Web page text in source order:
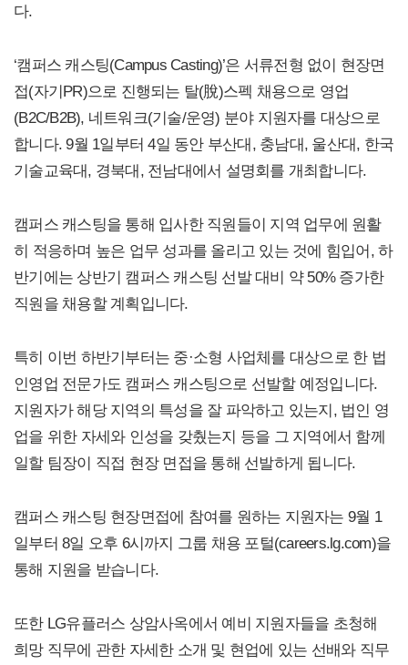
다.
‘캠퍼스 캐스팅(Campus Casting)’은 서류전형 없이 현장면
접(자기PR)으로 진행되는 탈(脫)스펙 채용으로 영업
(B2C/B2B), 네트워크(기술/운영) 분야 지원자를 대상으로
합니다. 9월 1일부터 4일 동안 부산대, 충남대, 울산대, 한국
기술교육대, 경북대, 전남대에서 설명회를 개최합니다.
캠퍼스 캐스팅을 통해 입사한 직원들이 지역 업무에 원활
히 적응하며 높은 업무 성과를 올리고 있는 것에 힘입어, 하
반기에는 상반기 캠퍼스 캐스팅 선발 대비 약 50% 증가한
직원을 채용할 계획입니다.
특히 이번 하반기부터는 중·소형 사업체를 대상으로 한 법
인영업 전문가도 캠퍼스 캐스팅으로 선발할 예정입니다.
지원자가 해당 지역의 특성을 잘 파악하고 있는지, 법인 영
업을 위한 자세와 인성을 갖췄는지 등을 그 지역에서 함께
일할 팀장이 직접 현장 면접을 통해 선발하게 됩니다.
캠퍼스 캐스팅 현장면접에 참여를 원하는 지원자는 9월 1
일부터 8일 오후 6시까지 그룹 채용 포털(careers.lg.com)을
통해 지원을 받습니다.
또한 LG유플러스 상암사옥에서 예비 지원자들을 초청해
희망 직무에 관한 자세한 소개 및 현업에 있는 선배와 직무